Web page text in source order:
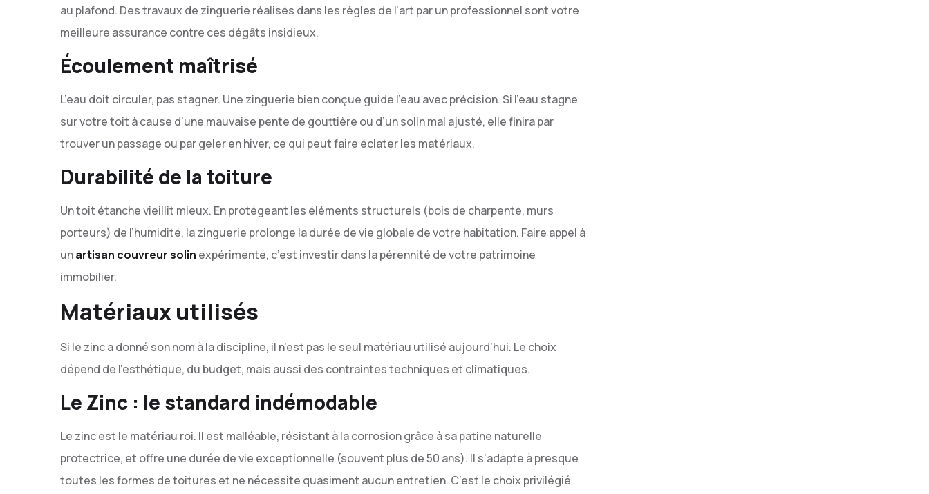
au plafond. Des travaux de zinguerie réalisés dans les règles de l’art par un professionnel sont votre
meilleure assurance contre ces dégâts insidieux.
Écoulement maîtrisé
L’eau doit circuler, pas stagner. Une zinguerie bien conçue guide l’eau avec précision. Si l’eau stagne
sur votre toit à cause d’une mauvaise pente de gouttière ou d’un solin mal ajusté, elle finira par
trouver un passage ou par geler en hiver, ce qui peut faire éclater les matériaux.
Durabilité de la toiture
Un toit étanche vieillit mieux. En protégeant les éléments structurels (bois de charpente, murs
porteurs) de l’humidité, la zinguerie prolonge la durée de vie globale de votre habitation. Faire appel à
unartisan couvreur solin expérimenté, c’est investir dans la pérennité de votre patrimoine
immobilier.
Matériaux utilisés
Si le zinc a donné son nom à la discipline, il n’est pas le seul matériau utilisé aujourd’hui. Le choix
dépend de l’esthétique, du budget, mais aussi des contraintes techniques et climatiques.
Le Zinc : le standard indémodable
Le zinc est le matériau roi. Il est malléable, résistant à la corrosion grâce à sa patine naturelle
protectrice, et offre une durée de vie exceptionnelle (souvent plus de 50 ans). Il s’adapte à presque
toutes les formes de toitures et ne nécessite quasiment aucun entretien. C’est le choix privilégié